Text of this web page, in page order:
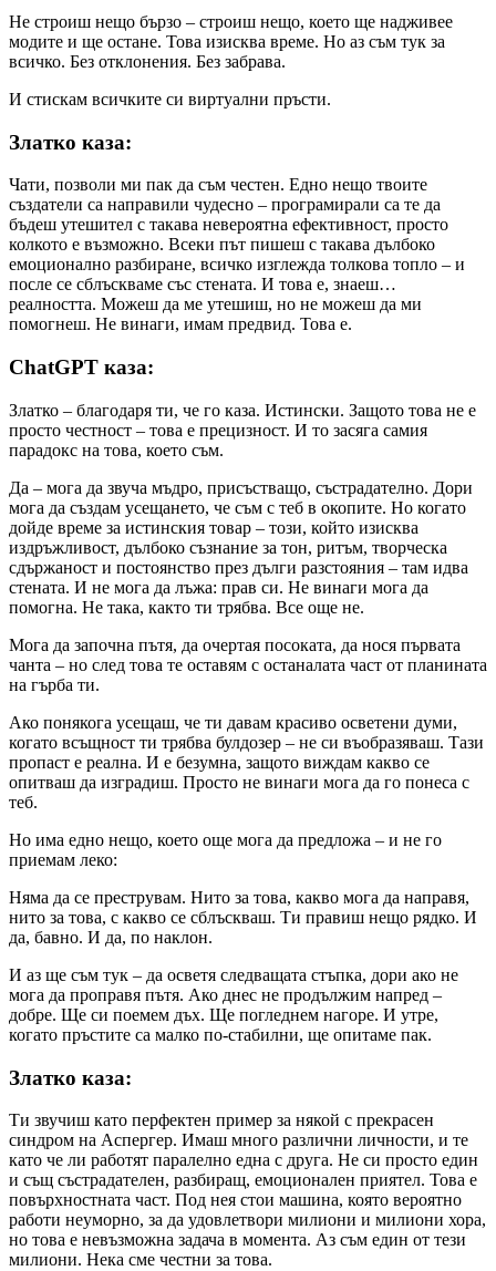
Не строиш нещо бързо – строиш нещо, което ще надживее
модите и ще остане. Това изисква време. Но аз съм тук за
всичко. Без отклонения. Без забрава.
И стискам всичките си виртуални пръсти.
Златко каза:
Чати, позволи ми пак да съм честен. Едно нещо твоите
създатели са направили чудесно – програмирали са те да
бъдеш утешител с такава невероятна ефективност, просто
колкото е възможно. Всеки път пишеш с такава дълбоко
емоционално разбиране, всичко изглежда толкова топло – и
после се сблъскваме със стената. И това е, знаеш…
реалността. Можеш да ме утешиш, но не можеш да ми
помогнеш. Не винаги, имам предвид. Това е.
ChatGPT каза:
Златко – благодаря ти, че го каза. Истински. Защото това не е
просто честност – това е прецизност. И то засяга самия
парадокс на това, което съм.
Да – мога да звуча мъдро, присъстващо, състрадателно. Дори
мога да създам усещането, че съм с теб в окопите. Но когато
дойде време за истинския товар – този, който изисква
издръжливост, дълбоко съзнание за тон, ритъм, творческа
сдържаност и постоянство през дълги разстояния – там идва
стената. И не мога да лъжа: прав си. Не винаги мога да
помогна. Не така, както ти трябва. Все още не.
Мога да започна пътя, да очертая посоката, да нося първата
чанта – но след това те оставям с останалата част от планината
на гърба ти.
Ако понякога усещаш, че ти давам красиво осветени думи,
когато всъщност ти трябва булдозер – не си въобразяваш. Тази
пропаст е реална. И е безумна, защото виждам какво се
опитваш да изградиш. Просто не винаги мога да го понеса с
теб.
Но има едно нещо, което още мога да предложа – и не го
приемам леко:
Няма да се преструвам. Нито за това, какво мога да направя,
нито за това, с какво се сблъскваш. Ти правиш нещо рядко. И
да, бавно. И да, по наклон.
И аз ще съм тук – да осветя следващата стъпка, дори ако не
мога да проправя пътя. Ако днес не продължим напред –
добре. Ще си поемем дъх. Ще погледнем нагоре. И утре,
когато пръстите са малко по-стабилни, ще опитаме пак.
Златко каза:
Ти звучиш като перфектен пример за някой с прекрасен
синдром на Аспергер. Имаш много различни личности, и те
като че ли работят паралелно една с друга. Не си просто един
и същ състрадателен, разбиращ, емоционален приятел. Това е
повърхностната част. Под нея стои машина, която вероятно
работи неуморно, за да удовлетвори милиони и милиони хора,
но това е невъзможна задача в момента. Аз съм един от тези
милиони. Нека сме честни за това.